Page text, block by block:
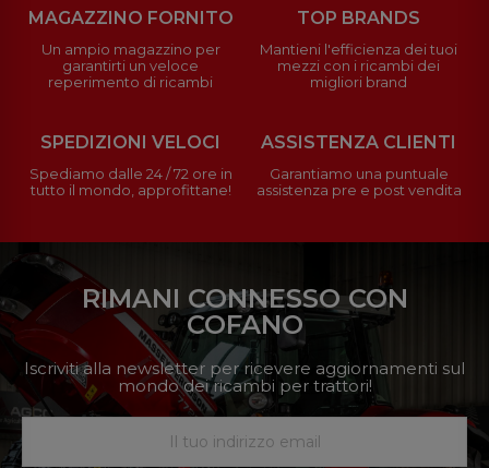
MAGAZZINO FORNITO
Un ampio magazzino per
garantirti un veloce
reperimento di ricambi
TOP BRANDS
Mantieni l'efficienza dei tuoi
mezzi con i ricambi dei
migliori brand
SPEDIZIONI VELOCI
Spediamo dalle 24 / 72 ore in
tutto il mondo, approfittane!
ASSISTENZA CLIENTI
Garantiamo una puntuale
assistenza pre e post vendita
RIMANI CONNESSO CON
COFANO
Iscriviti alla newsletter per ricevere aggiornamenti sul
mondo dei ricambi per trattori!